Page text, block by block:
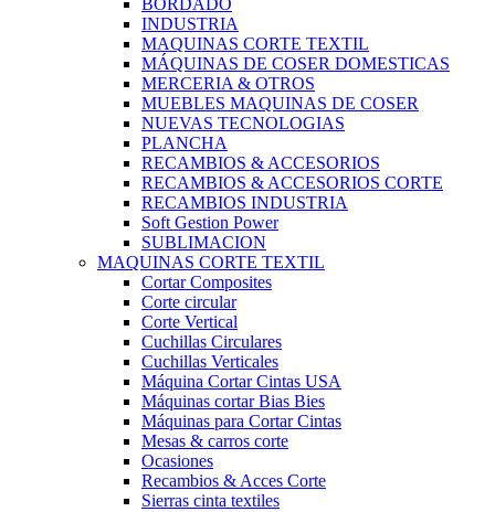
BORDADO
INDUSTRIA
MAQUINAS CORTE TEXTIL
MÁQUINAS DE COSER DOMESTICAS
MERCERIA & OTROS
MUEBLES MAQUINAS DE COSER
NUEVAS TECNOLOGIAS
PLANCHA
RECAMBIOS & ACCESORIOS
RECAMBIOS & ACCESORIOS CORTE
RECAMBIOS INDUSTRIA
Soft Gestion Power
SUBLIMACION
MAQUINAS CORTE TEXTIL
Cortar Composites
Corte circular
Corte Vertical
Cuchillas Circulares
Cuchillas Verticales
Máquina Cortar Cintas USA
Máquinas cortar Bias Bies
Máquinas para Cortar Cintas
Mesas & carros corte
Ocasiones
Recambios & Acces Corte
Sierras cinta textiles